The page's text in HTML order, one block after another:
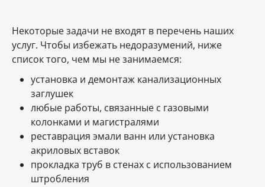
Некоторые задачи не входят в перечень наших
услуг. Чтобы избежать недоразумений, ниже
список того, чем мы не занимаемся:
установка и демонтаж канализационных
заглушек
любые работы, связанные с газовыми
колонками и магистралями
реставрация эмали ванн или установка
акриловых вставок
прокладка труб в стенах с использованием
штробления